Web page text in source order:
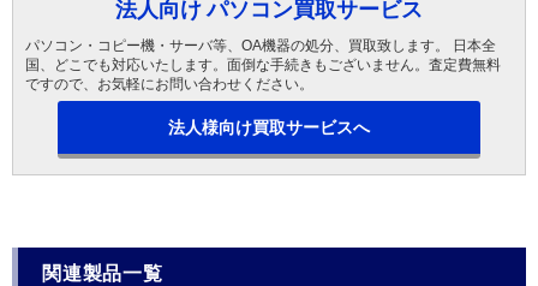
法人向け パソコン買取サービス
パソコン・コピー機・サーバ等、OA機器の処分、買取致します。 日本全
国、どこでも対応いたします。面倒な手続きもございません。査定費無料
ですので、お気軽にお問い合わせください。
法人様向け買取サービスへ
関連製品一覧